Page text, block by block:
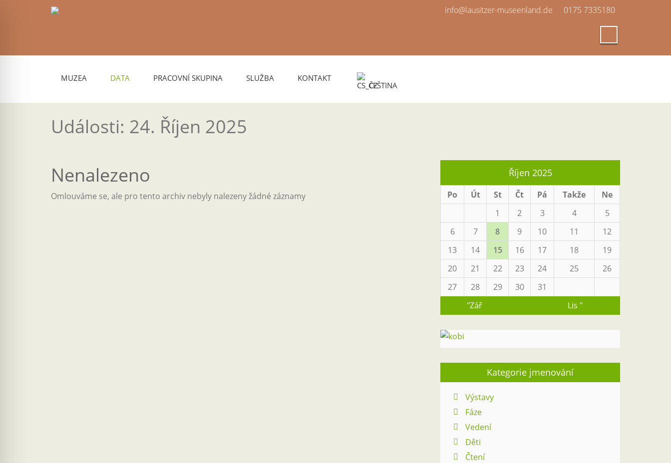
info@lausitzer-museenland.de 0175 7335180
MUZEA DATA PRACOVNÍ SKUPINA SLUŽBA KONTAKT
ČEŠTINA
Události: 24. Říjen 2025
Nenalezeno
Omlouváme se, ale pro tento archiv nebyly nalezeny žádné záznamy
Říjen 2025
Po Út St Čt Pá Takže
Ne
1
2 3 4
5
6
7 8 9 10 11
12
13
14 15 16 17 18
19
20
21 22 23 24 25
26
27
28 29 30
31
"Zář
Lis "
Kategorie jmenování
Výstavy
Fáze
Vedení
Děti
Čtení